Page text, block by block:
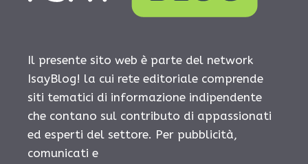
Il presente sito web è parte del network
IsayBlog! la cui rete editoriale comprende
siti tematici di informazione indipendente
che contano sul contributo di appassionati
ed esperti del settore. Per pubblicità,
comunicati e